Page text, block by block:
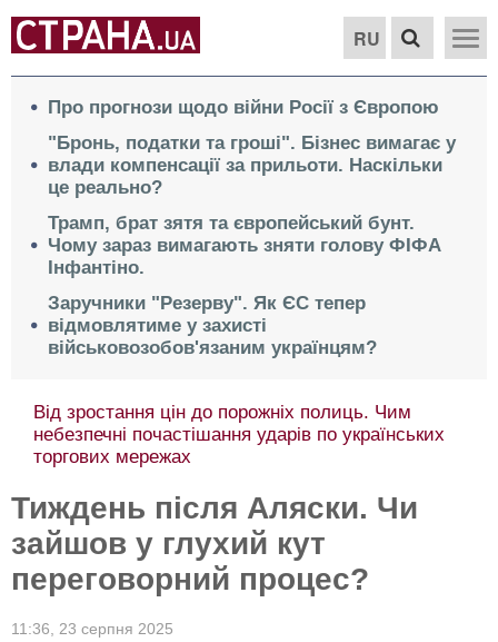
RU
Про прогнози щодо війни Росії з Європою
"Бронь, податки та гроші". Бізнес вимагає у
влади компенсації за прильоти. Наскільки
це реально?
Трамп, брат зятя та європейський бунт.
Чому зараз вимагають зняти голову ФІФА
Інфантіно.
Заручники "Резерву". Як ЄС тепер
відмовлятиме у захисті
військовозобов'язаним українцям?
Від зростання цін до порожніх полиць. Чим
небезпечні почастішання ударів по українських
торгових мережах
Тиждень після Аляски. Чи
зайшов у глухий кут
переговорний процес?
11:36, 23 серпня 2025